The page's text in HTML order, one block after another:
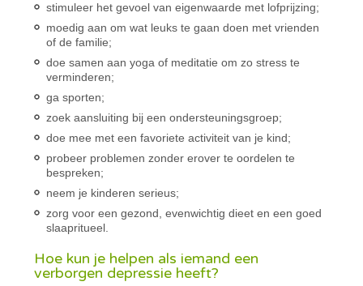
stimuleer het gevoel van eigenwaarde met lofprijzing;
moedig aan om wat leuks te gaan doen met vrienden
of de familie;
doe samen aan yoga of meditatie om zo stress te
verminderen;
ga sporten;
zoek aansluiting bij een ondersteuningsgroep;
doe mee met een favoriete activiteit van je kind;
probeer problemen zonder erover te oordelen te
bespreken;
neem je kinderen serieus;
zorg voor een gezond, evenwichtig dieet en een goed
slaapritueel.
Hoe kun je helpen als iemand een
verborgen depressie heeft?